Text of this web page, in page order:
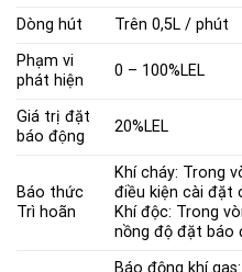
Dòng hút
Trên 0,5L / phút
Phạm vi
phát hiện
0 – 100%LEL
Giá trị đặt
báo động
20%LEL
Báo thức
Trì hoãn
Khí cháy: Trong
điều kiện cài đặt
Khí độc: Trong
nồng độ đặt báo